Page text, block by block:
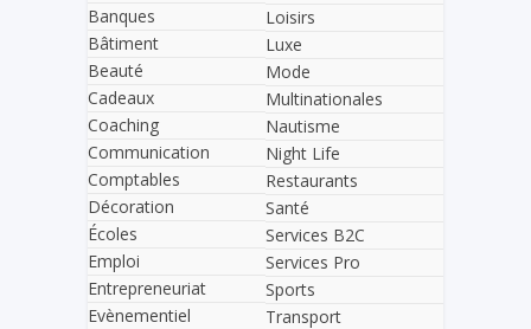
Banques
Bâtiment
Beauté
Cadeaux
Coaching
Communication
Comptables
Décoration
Écoles
Emploi
Entrepreneuriat
Evènementiel
Loisirs
Luxe
Mode
Multinationales
Nautisme
Night Life
Restaurants
Santé
Services B2C
Services Pro
Sports
Transport